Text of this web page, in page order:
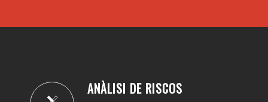
ANÀLISI DE RISCOS